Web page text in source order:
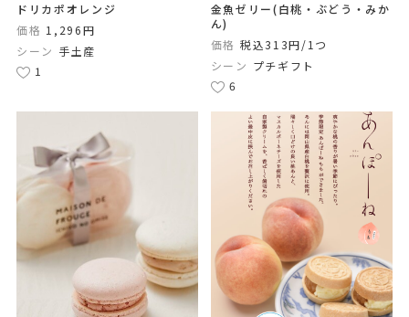
ドリカポオレンジ
価格 1,296円
シーン 手土産
1
金魚ゼリー(白桃・ぶどう・みか
ん)
価格 税込313円/1つ
シーン プチギフト
6